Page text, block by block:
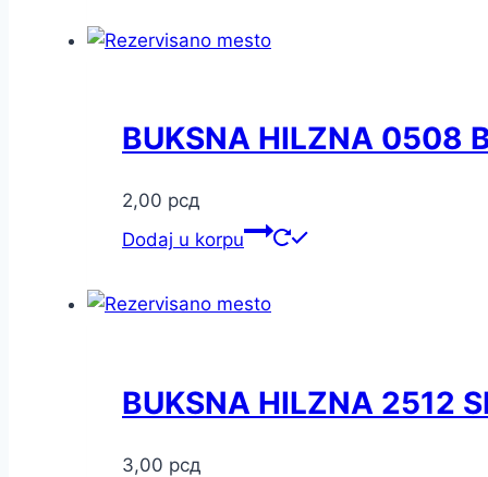
BUKSNA HILZNA 0508
2,00 рсд
Dodaj u korpu
BUKSNA HILZNA 2512
3,00 рсд